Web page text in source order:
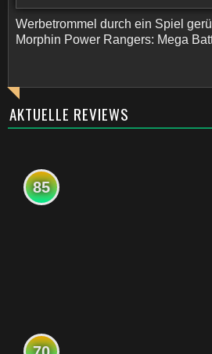
Werbetrommel durch ein Spiel
Morphin Power Rangers: Mega
AKTUELLE REVIEWS
85